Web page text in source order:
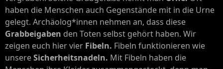
haben die Menschen auch Gegenstände mit in die Urne
gelegt. Archäolog*innen nehmen an, dass diese
Grabbeigaben den Toten selbst gehört haben. Wir
zeigen euch hier vier Fibeln. Fibeln funktionieren wie
unsereSicherheitsnadeln. Mit Fibeln haben die